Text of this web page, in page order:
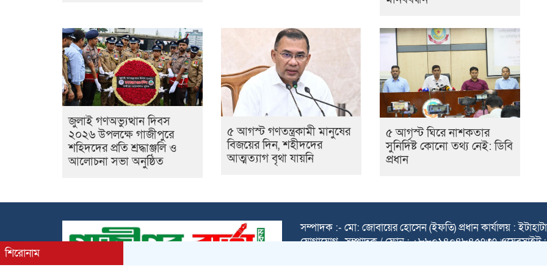
জুলাই গণঅভ্যুত্থান দিবস
২০২৬ উপলক্ষে গাজীপুরে
শহিদদের প্রতি শ্রদ্ধাঞ্জলি ও
আলোচনা সভা অনুষ্ঠিত
৫ আগস্ট গণতন্ত্রকামী মানুষের
বিজয়ের দিন, শহীদদের
আত্মত্যাগ বৃথা যায়নি
৫ আগস্ট ঘিরে নাশকতার
সুনির্দিষ্ট কোনো তথ্য নেই: ডিবি
প্রধান
সম্পাদক :- মো: জোবায়ের হোসেন (ইফতি) প্রধান কার্যালয় : ইটাহাটা
যোগাযোগ, সম্পাদক / ফোন : +৮৮০১৪০৪৮৪৫৭৩৭
শিরোনাম